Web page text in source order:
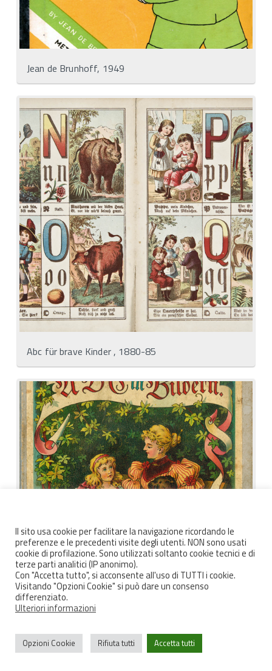
Jean de Brunhoff, 1949
Abc für brave Kinder , 1880-85
Das ABC in Bildern , 1890-1900
Il sito usa cookie per facilitare la navigazione ricordando le
preferenze e le precedenti visite degli utenti. NON sono usati
cookie di profilazione. Sono utilizzati soltanto cookie tecnici e di
terze parti analitici (IP anonimo).
Con "Accetta tutto", si acconsente all'uso di TUTTI i cookie.
Visitando "Opzioni Cookie" si può dare un consenso
differenziato.
Ulteriori informazioni
Opzioni Cookie Rifiuta tutti Accetta tutti